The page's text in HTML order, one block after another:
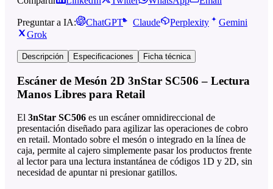
Preguntar a IA: ChatGPT Claude Perplexity
Gemini
Grok
Descripción Especificaciones Ficha técnica
Escáner de Mesón 2D 3nStar SC506 – Lectura
Manos Libres para Retail
El 3nStar SC506 es un escáner omnidireccional de
presentación diseñado para agilizar las operaciones de cobro
en retail. Montado sobre el mesón o integrado en la línea de
caja, permite al cajero simplemente pasar los productos frente
al lector para una lectura instantánea de códigos 1D y 2D, sin
necesidad de apuntar ni presionar gatillos.